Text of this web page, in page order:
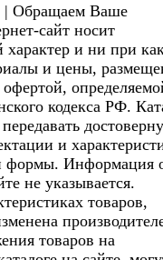
| Обращаем Ваше
сайт носит
и ни при
и цены,
кодекса РФ.
и
формы. Информация
не указывается.
товаров,
товаров на